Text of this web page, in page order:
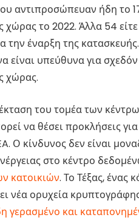
αντιπροσώπευαν ήδη το
χώρας το 2022. Άλλα 54
την έναρξη της
είναι υπεύθυνα για
χώρας.
του τομέα των
να θέσει προκλήσεις
Ο κίνδυνος δεν είναι
στο κέντρο
κατοικιών. Το Τέξας, ένας
νέα ορυχεία
γερασμένο και